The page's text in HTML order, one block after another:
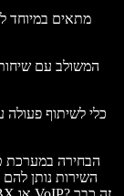
הבחירה במערכת
השירות נותן